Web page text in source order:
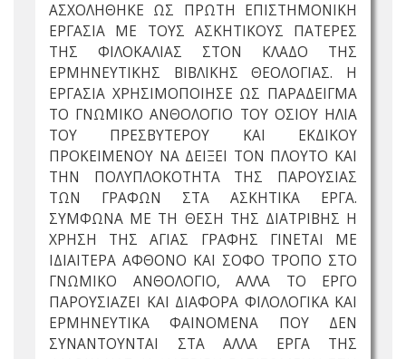
ΑΣΧΟΛΗΘΗΚΕ ΩΣ ΠΡΩΤΗ ΕΠΙΣΤΗΜΟΝΙΚΗ
ΕΡΓΑΣΙΑ ΜΕ ΤΟΥΣ ΑΣΚΗΤΙΚΟΥΣ ΠΑΤΕΡΕΣ
ΤΗΣ ΦΙΛΟΚΑΛΙΑΣ ΣΤΟΝ ΚΛΑΔΟ ΤΗΣ
ΕΡΜΗΝΕΥΤΙΚΗΣ ΒΙΒΛΙΚΗΣ ΘΕΟΛΟΓΙΑΣ. Η
ΕΡΓΑΣΙΑ ΧΡΗΣΙΜΟΠΟΙΗΣΕ ΩΣ ΠΑΡΑΔΕΙΓΜΑ
ΤΟ ΓΝΩΜΙΚΟ ΑΝΘΟΛΟΓΙΟ ΤΟΥ ΟΣΙΟΥ ΗΛΙΑ
ΤΟΥ ΠΡΕΣΒΥΤΕΡΟΥ ΚΑΙ ΕΚΔΙΚΟΥ
ΠΡΟΚΕΙΜΕΝΟΥ ΝΑ ΔΕΙΞΕΙ ΤΟΝ ΠΛΟΥΤΟ ΚΑΙ
ΤΗΝ ΠΟΛΥΠΛΟΚΟΤΗΤΑ ΤΗΣ ΠΑΡΟΥΣΙΑΣ
ΤΩΝ ΓΡΑΦΩΝ ΣΤΑ ΑΣΚΗΤΙΚΑ ΕΡΓΑ.
ΣΥΜΦΩΝΑ ΜΕ ΤΗ ΘΕΣΗ ΤΗΣ ΔΙΑΤΡΙΒΗΣ Η
ΧΡΗΣΗ ΤΗΣ ΑΓΙΑΣ ΓΡΑΦΗΣ ΓΙΝΕΤΑΙ ΜΕ
ΙΔΙΑΙΤΕΡΑ ΑΦΘΟΝΟ ΚΑΙ ΣΟΦΟ ΤΡΟΠΟ ΣΤΟ
ΓΝΩΜΙΚΟ ΑΝΘΟΛΟΓΙΟ, ΑΛΛΑ ΤΟ ΕΡΓΟ
ΠΑΡΟΥΣΙΑΖΕΙ ΚΑΙ ΔΙΑΦΟΡΑ ΦΙΛΟΛΟΓΙΚΑ ΚΑΙ
ΕΡΜΗΝΕΥΤΙΚΑ ΦΑΙΝΟΜΕΝΑ ΠΟΥ ΔΕΝ
ΣΥΝΑΝΤΟΥΝΤΑΙ ΣΤΑ ΑΛΛΑ ΕΡΓΑ ΤΗΣ